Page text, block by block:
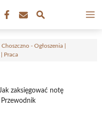
Choszczno - Ogłoszenia |
Praca
zaksięgować notę